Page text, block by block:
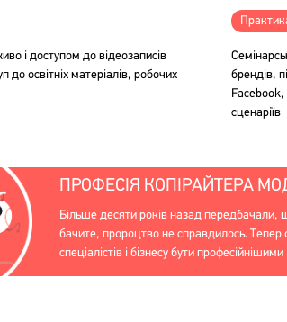
і доступом до відеозаписів
до освітніх матеріалів, робочих
брендів,
сценаріїв
ПРОФЕСІЯ КОПІРАЙТЕРА
Більше десяти років назад передбачали,
бачите, пророцтво не справдилось. Тепер
спеціалістів і бізнесу бути